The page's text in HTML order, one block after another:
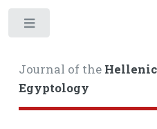
Journal of the
Egyptology